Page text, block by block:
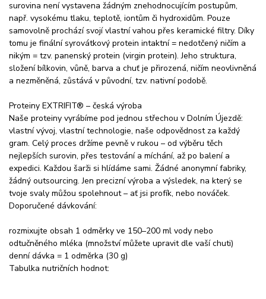
surovina není vystavena žádným znehodnocujícím postupům,
např. vysokému tlaku, teplotě, iontům či hydroxidům. Pouze
samovolně prochází svojí vlastní vahou přes keramické filtry. Díky
tomu je finální syrovátkový protein intaktní = nedotčený ničím a
nikým = tzv. panenský protein (virgin protein). Jeho struktura,
složení bílkovin, vůně, barva a chuť je přirozená, ničím neovlivněná
a nezměněná, zůstává v původní, tzv. nativní podobě.
Proteiny EXTRIFIT® – česká výroba
Naše proteiny vyrábíme pod jednou střechou v Dolním Újezdě:
vlastní vývoj, vlastní technologie, naše odpovědnost za každý
gram. Celý proces držíme pevně v rukou – od výběru těch
nejlepších surovin, přes testování a míchání, až po balení a
expedici. Každou šarži si hlídáme sami. Žádné anonymní fabriky,
žádný outsourcing. Jen precizní výroba a výsledek, na který se
tvoje svaly můžou spolehnout – ať jsi profík, nebo nováček.
Doporučené dávkování:
rozmixujte obsah 1 odměrky ve 150–200 ml vody nebo
odtučněného mléka (množství můžete upravit dle vaší chuti)
denní dávka = 1 odměrka (30 g)
Tabulka nutričních hodnot: